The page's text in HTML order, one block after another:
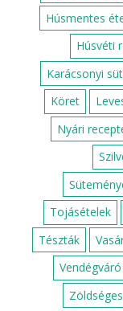
Húsmentes
Húsvéti
Karácsonyi
Köret
Nyári
Tojásételek
Tészták